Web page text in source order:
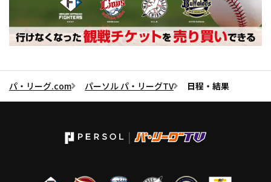
パ・リーグ.com パーソル パ・リーグTV 日程・結果